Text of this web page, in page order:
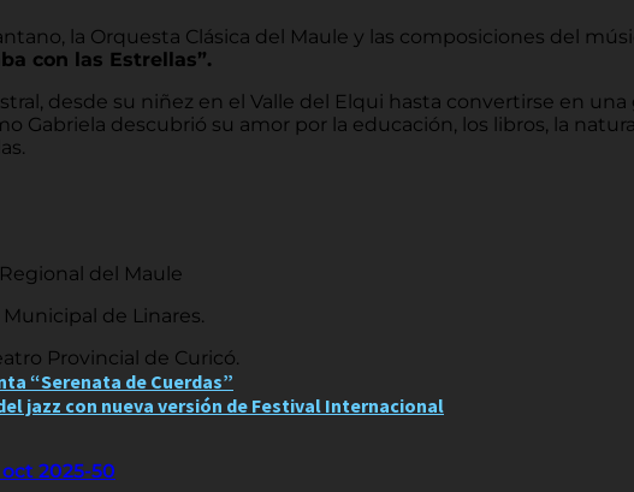
la Orquesta Clásica del Maule y las composiciones del
con las Estrellas”.
desde su niñez en el Valle del Elqui hasta convertirse en
Gabriela descubrió su amor por la educación, los libros, la
del Maule
de Linares.
Provincial de Curicó.
“Serenata de Cuerdas”
jazz con nueva versión de Festival Internacional